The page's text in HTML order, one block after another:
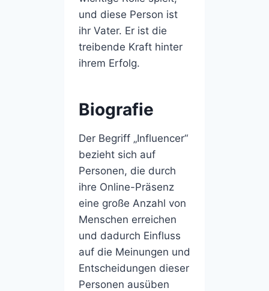
und diese Person ist
ihr Vater. Er ist die
treibende Kraft hinter
ihrem Erfolg.
Biografie
Der Begriff „Influencer“
bezieht sich auf
Personen, die durch
ihre Online-Präsenz
eine große Anzahl von
Menschen erreichen
und dadurch Einfluss
auf die Meinungen und
Entscheidungen dieser
Personen ausüben